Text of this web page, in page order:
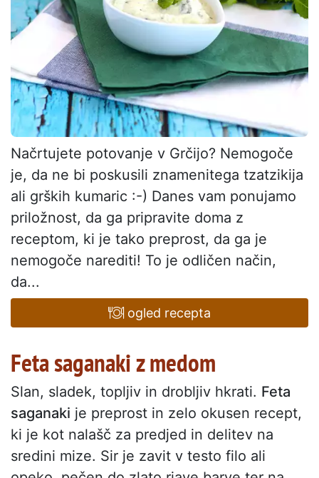
Načrtujete potovanje v Grčijo? Nemogoče
je, da ne bi poskusili znamenitega tzatzikija
ali grških kumaric :-) Danes vam ponujamo
priložnost, da ga pripravite doma z
receptom, ki je tako preprost, da ga je
nemogoče narediti! To je odličen način,
da...
ogled recepta
Feta saganaki z medom
Slan, sladek, topljiv in drobljiv hkrati. Feta
saganaki je preprost in zelo okusen recept,
ki je kot nalašč za predjed in delitev na
sredini mize. Sir je zavit v testo filo ali